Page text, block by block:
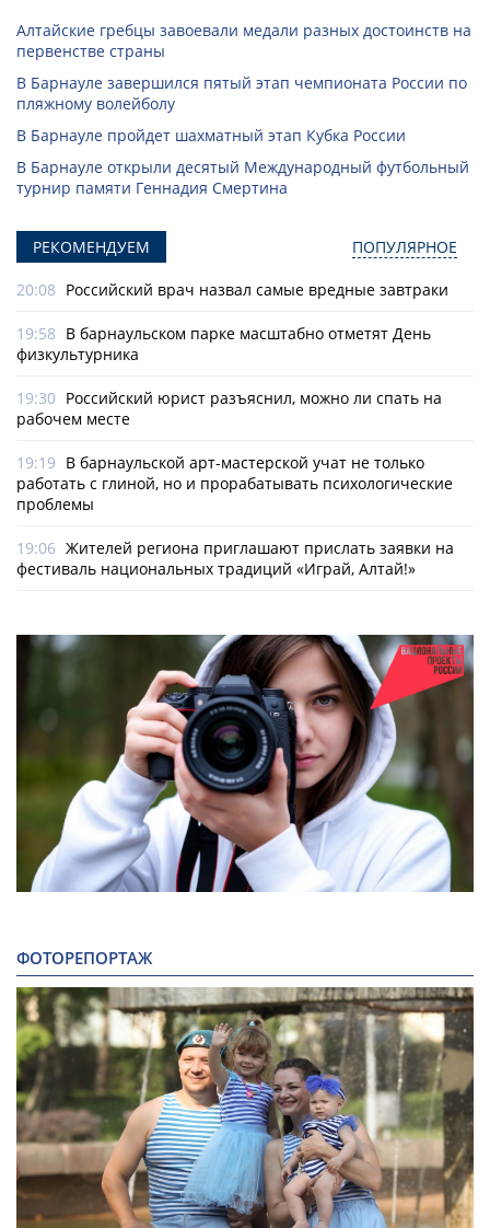
Алтайские гребцы завоевали медали разных достоинств на
первенстве страны
В Барнауле завершился пятый этап чемпионата России по
пляжному волейболу
В Барнауле пройдет шахматный этап Кубка России
В Барнауле открыли десятый Международный футбольный
турнир памяти Геннадия Смертина
РЕКОМЕНДУЕМ ПОПУЛЯРНОЕ
20:08 Российский врач назвал самые вредные завтраки
19:58 В барнаульском парке масштабно отметят День
физкультурника
19:30 Российский юрист разъяснил, можно ли спать на
рабочем месте
19:19 В барнаульской арт-мастерской учат не только
работать с глиной, но и прорабатывать психологические
проблемы
19:06 Жителей региона приглашают прислать заявки на
фестиваль национальных традиций «Играй, Алтай!»
ФОТОРЕПОРТАЖ